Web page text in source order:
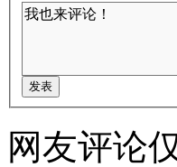
网友评论